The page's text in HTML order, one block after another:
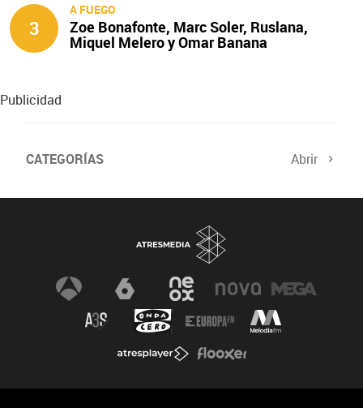
3
A FUEGO
Zoe Bonafonte, Marc Soler, Ruslana,
Miquel Melero y Omar Banana
protagonizan ‘A fuego’
Publicidad
CATEGORÍAS Abrir